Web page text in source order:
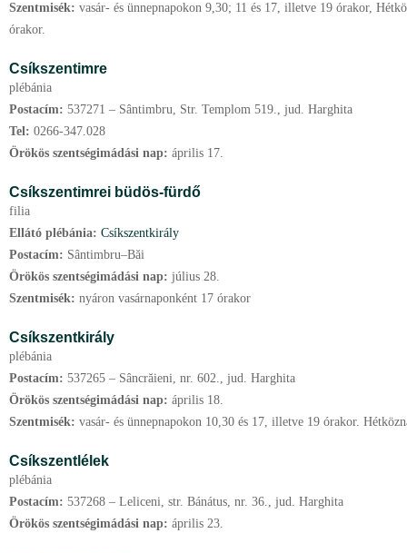
Szentmisék: vasár- és ünnepnapokon 9,30; 11 és 17, illetve 19 órakor,
órakor.
Csíkszentimre
plébánia
Postacím: 537271 – Sântimbru, Str. Templom 519., jud. Harghita
Tel: 0266-347.028
Örökös szentségimádási nap: április 17.
Csíkszentimrei büdös-fürdő
filia
Ellátó plébánia: Csíkszentkirály
Postacím: Sântimbru–Băi
Örökös szentségimádási nap: július 28.
Szentmisék: nyáron vasárnaponként 17 órakor
Csíkszentkirály
plébánia
Postacím: 537265 – Sâncrăieni, nr. 602., jud. Harghita
Örökös szentségimádási nap: április 18.
Szentmisék: vasár- és ünnepnapokon 10,30 és 17, illetve 19 órakor.
Csíkszentlélek
plébánia
Postacím: 537268 – Leliceni, str. Bánátus, nr. 36., jud. Harghita
Örökös szentségimádási nap: április 23.